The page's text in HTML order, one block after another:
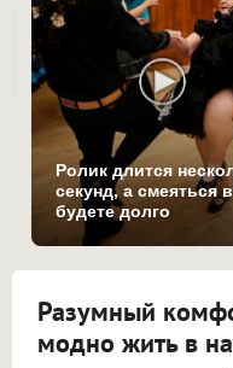
Ролик длится
секунд, а смеяться
будете долго
Разумный
модно жить в